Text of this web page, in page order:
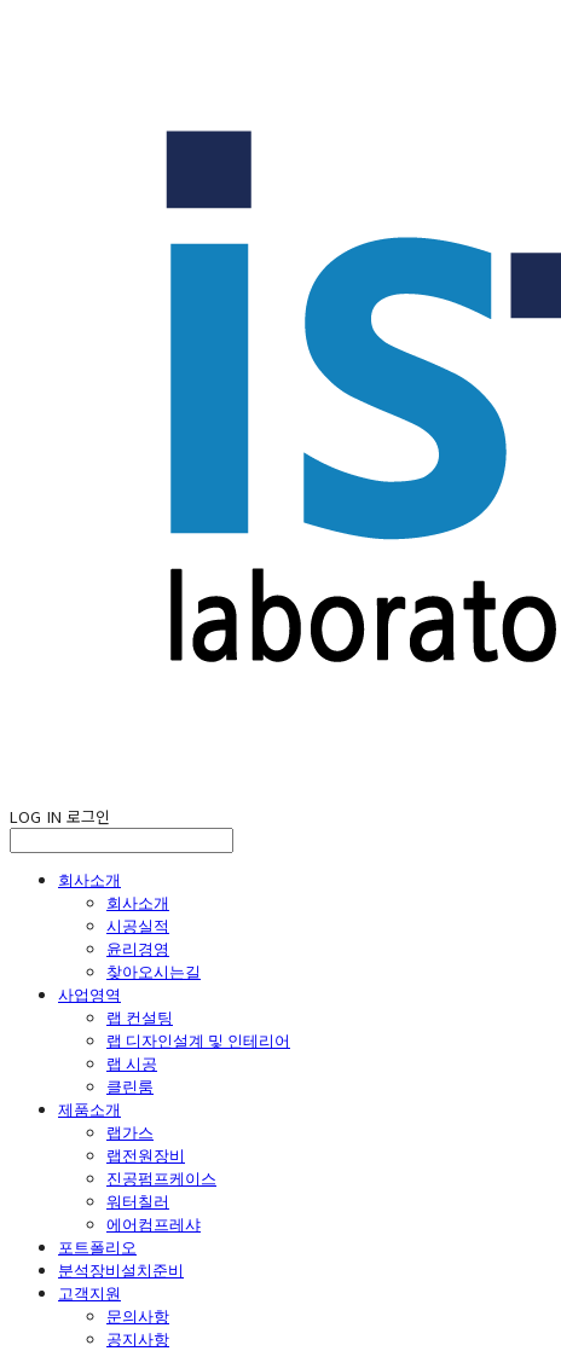
LOG IN 로그인
회사소개
회사소개
시공실적
윤리경영
찾아오시는길
사업영역
랩 컨설팅
랩 디자인설계 및 인테리어
랩 시공
클린룸
제품소개
랩가스
랩전원장비
진공펌프케이스
워터칠러
에어컴프레샤
포트폴리오
분석장비설치준비
고객지원
문의사항
공지사항